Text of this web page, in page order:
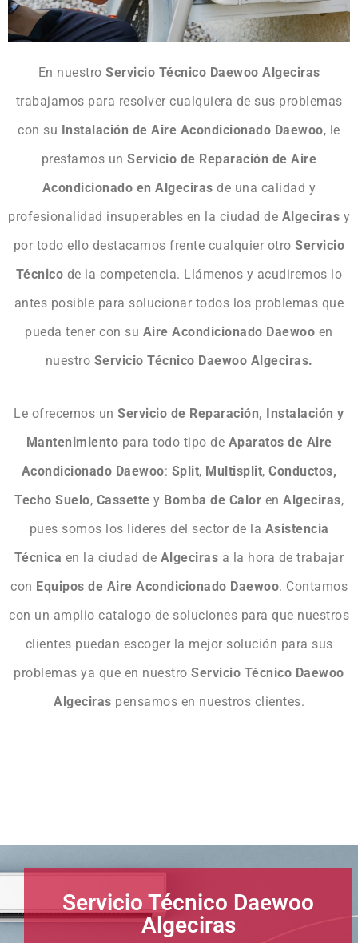
En nuestro Servicio Técnico Daewoo Algeciras
trabajamos para resolver cualquiera de sus problemas
con su Instalación de Aire Acondicionado Daewoo, le
prestamos unServicio de Reparación de Aire
Acondicionado en Algeciras de una calidad y
profesionalidad insuperables en la ciudad de Algeciras y
por todo ello destacamos frente cualquier otroServicio
Técnico de la competencia. Llámenos y acudiremos lo
antes posible para solucionar todos los problemas que
pueda tener con su Aire Acondicionado Daewoo en
nuestro Servicio Técnico Daewoo Algeciras.
Le ofrecemos unServicio de Reparación, Instalación y
Mantenimiento para todo tipo de Aparatos de Aire
Acondicionado Daewoo: Split, Multisplit,Conductos,
Techo Suelo, Cassette y Bomba de Calor en Algeciras,
pues somos los lideres del sector de la Asistencia
Técnica en la ciudad de Algeciras a la hora de trabajar
con Equipos de Aire Acondicionado Daewoo. Contamos
con un amplio catalogo de soluciones para que nuestros
clientes puedan escoger la mejor solución para sus
problemas ya que en nuestroServicio Técnico Daewoo
Algeciras pensamos en nuestros clientes.
Servicio Técnico Daewoo
Algeciras